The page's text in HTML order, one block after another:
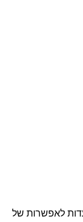
עדות לאפשרות של